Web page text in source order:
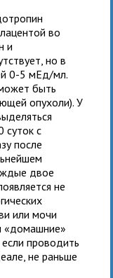
во
и
но в
0-5 мЕд/мл.
быть
опухоли). У
суток с
после
двое
не
или мочи
«домашние»
проводить
не раньше